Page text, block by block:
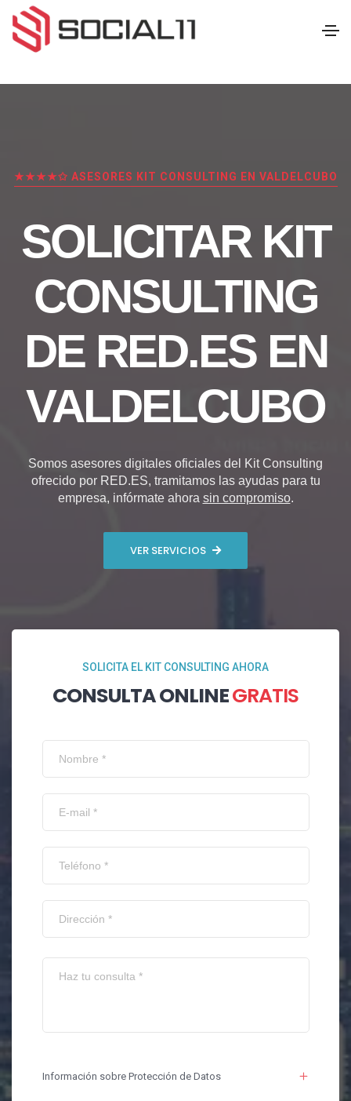
★★★★✩ ASESORES KIT CONSULTING EN VALDELCUBO
SOLICITAR KIT
CONSULTING
DE RED.ES EN
VALDELCUBO
Somos asesores digitales oficiales del Kit Consulting
ofrecido por RED.ES, tramitamos las ayudas para tu
empresa, infórmate ahora sin compromiso.
VER SERVICIOS
SOLICITA EL KIT CONSULTING AHORA
CONSULTA ONLINEGRATIS
Información sobre Protección de Datos